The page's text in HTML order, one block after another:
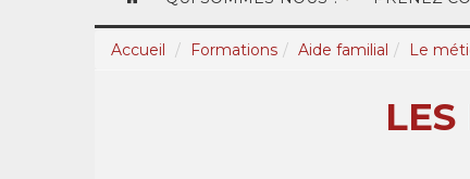
Accueil Formations Aide familial Le